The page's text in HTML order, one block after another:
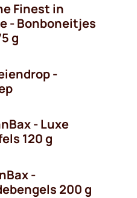
Finest in
- Bonboneitjes
g
-
- Luxe
120 g
-
200 g